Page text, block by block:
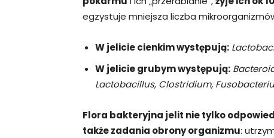
egzystuje mniejsza liczba
W jelicie cienkim występują:
W jelicie grubym występują:
Lactobacillus, Clostridium,
Flora bakteryjna jelit nie tylko
także zadania obrony organizmu: